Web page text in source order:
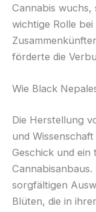
Cannabis wuchs,
wichtige Rolle
förderte die
Wie Black
Die Herstellung
und
Geschick und ein
sorgfältigen
Blüten, die in